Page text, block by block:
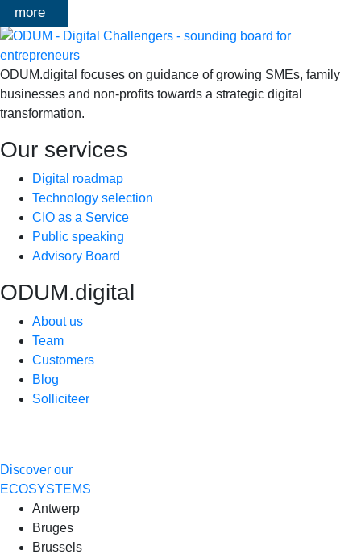
more
ODUM.digital focuses on guidance of growing SMEs, family
businesses and non-profits towards a strategic digital
transformation.
Our services
Digital roadmap
Technology selection
CIO as a Service
Public speaking
Advisory Board
ODUM.digital
About us
Team
Customers
Blog
Solliciteer
Discover our
ECOSYSTEMS
Antwerp
Bruges
Brussels